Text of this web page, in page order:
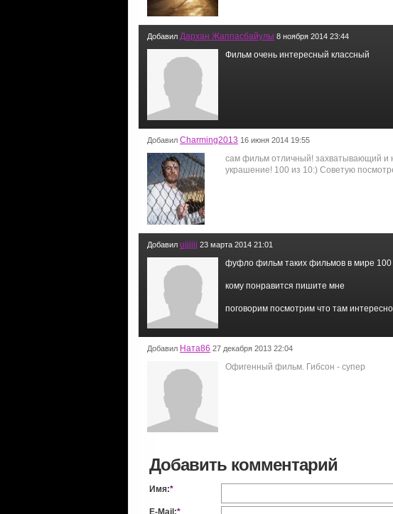
Добавил Дархан Жаппасбайулы 8 ноября 2014 23:44
Фильм очень интересный классный
Добавил Charming2013 16 июня 2014 19:55
сам фильм отличный! захватывающий и
украшение! 100 из 10:) Советую
Добавил ujjjjjj 23 марта 2014 21:01
фуфло фильм таких фильмов в мире 100
кому понравится пишите мне
поговорим посмотрим что там
Добавил Ната86 27 декабря 2013 22:04
Офигенный фильм. Гибсон - супер
Добавить комментарий
Имя:*